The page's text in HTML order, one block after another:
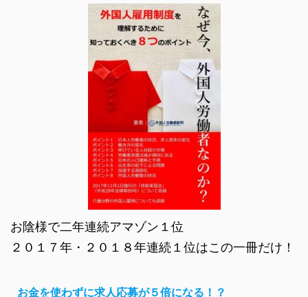
お陰様で二年連続アマゾン１位
２０１７年・２０１８年連続１位はこの一冊だけ！
お金を使わずに求人応募が５倍になる！？